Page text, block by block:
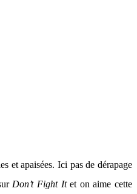
et apaisées. Ici pas de dérapage
Don’t Fight Itet on aime cette